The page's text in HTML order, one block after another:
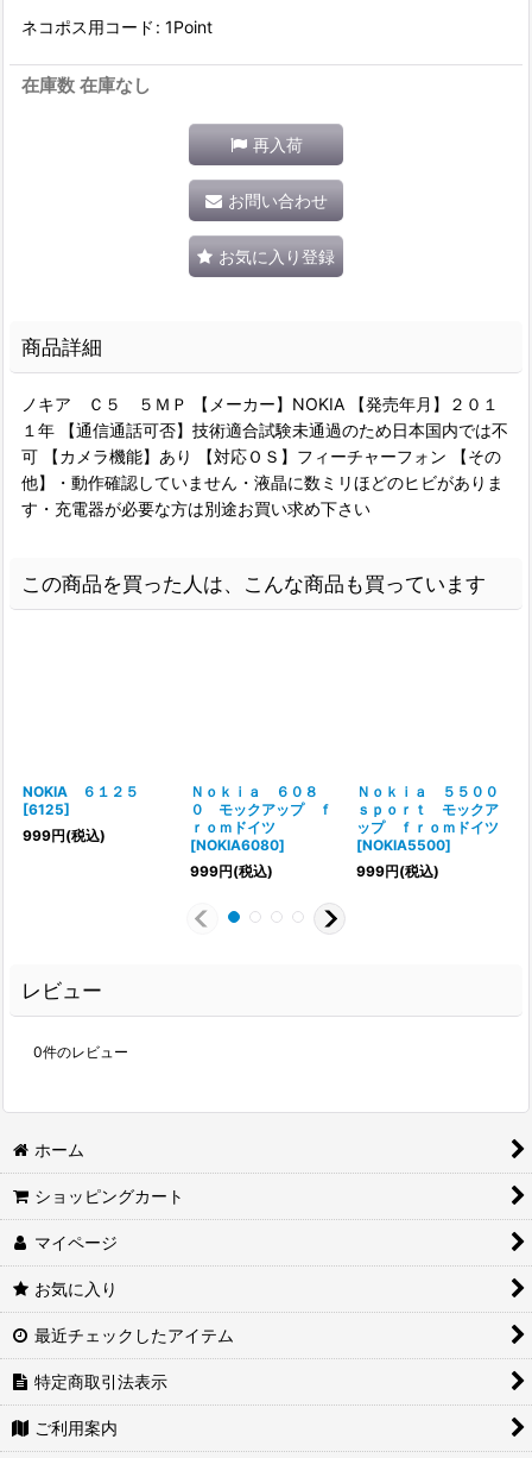
ネコポス用コード : 1Point
在庫数 在庫なし
再入荷
お問い合わせ
お気に入り登録
商品詳細
ノキア Ｃ５ ５ＭＰ 【メーカー】NOKIA 【発売年月】２０１
１年 【通信通話可否】技術適合試験未通過のため日本国内では不
可 【カメラ機能】あり 【対応ＯＳ】フィーチャーフォン 【その
他】・動作確認していません・液晶に数ミリほどのヒビがありま
す・充電器が必要な方は別途お買い求め下さい
この商品を買った人は、こんな商品も買っています
NOKIA ６１２５
[6125]
999円(税込)
Ｎｏｋｉａ ６０８
０ モックアップ ｆ
ｒｏｍドイツ
[NOKIA6080]
999円(税込)
Ｎｏｋｉａ ５５００
ｓｐｏｒｔ モックア
ップ ｆｒｏｍドイツ
[NOKIA5500]
999円(税込)
レビュー
0件のレビュー
ホーム
ショッピングカート
マイページ
お気に入り
最近チェックしたアイテム
特定商取引法表示
ご利用案内